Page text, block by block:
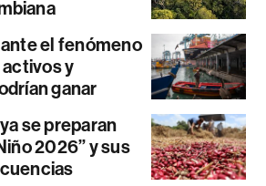
el fenómeno
activos y
ganar
se preparan
2026” y sus